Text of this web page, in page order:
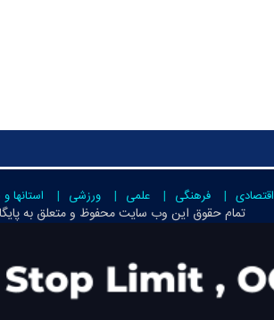
اقتصادی فرهنگی علمی ورزشی استانها
تمام حقوق این وب سایت محفوظ و متعلق به